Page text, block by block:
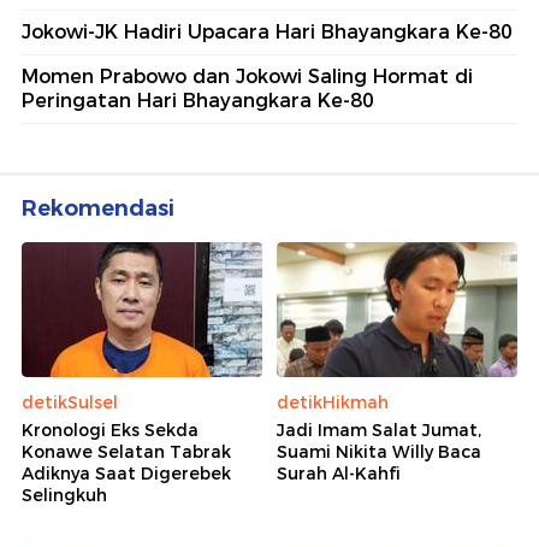
Jokowi-JK Hadiri Upacara Hari Bhayangkara Ke-80
Momen Prabowo dan Jokowi Saling Hormat di
Peringatan Hari Bhayangkara Ke-80
Rekomendasi
detikSulsel
Kronologi Eks Sekda
Konawe Selatan Tabrak
Adiknya Saat Digerebek
Selingkuh
detikHikmah
Jadi Imam Salat Jumat,
Suami Nikita Willy Baca
Surah Al-Kahfi